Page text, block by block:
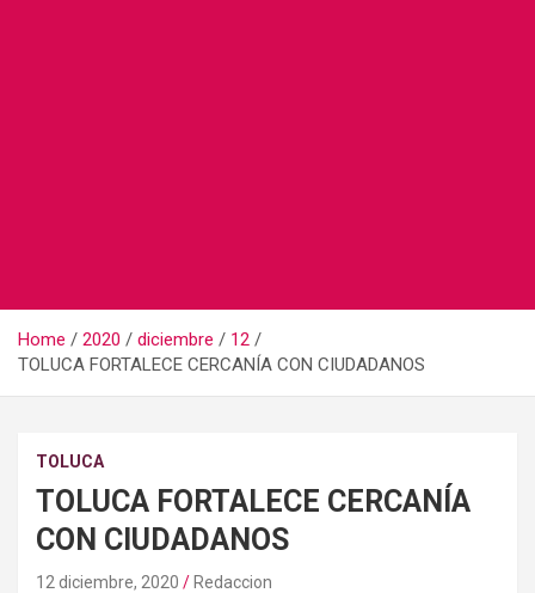
Home 2020 diciembre
12
TOLUCA FORTALECE CERCANÍA CON CIUDADANOS
TOLUCA
TOLUCA FORTALECE CERCANÍA
CON CIUDADANOS
12 diciembre, 2020 Redaccion